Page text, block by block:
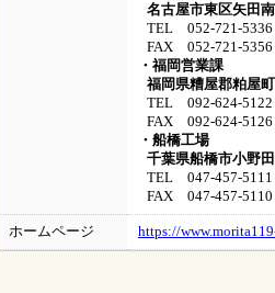
名古屋市東区矢田
TEL 052-721-5336
FAX 052-721-5356
・福岡営業課
福岡県糟屋郡粕屋
TEL 092-624-5122
FAX 092-624-5126
・船橋工場
千葉県船橋市小野
TEL 047-457-5111
FAX 047-457-5110
ホームページ https://